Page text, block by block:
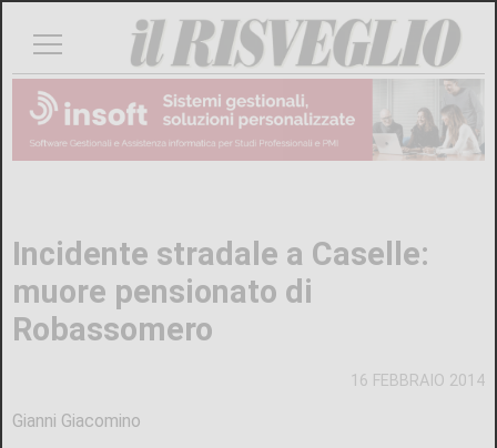
16 FEBBRAIO 2014
Incidente stradale a Caselle:
muore pensionato di
Robassomero
Gianni Giacomino